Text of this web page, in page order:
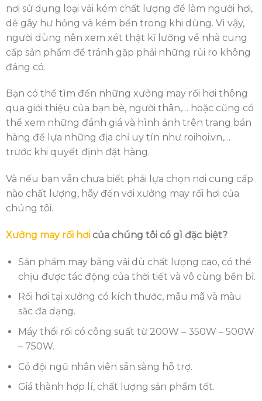
nơi sử dụng loại vải kém chất lượng để làm người hơi,
dễ gây hư hỏng và kém bền trong khi dùng. Vì vậy,
người dùng nên xem xét thật kĩ lưỡng về nhà cung
cấp sản phẩm để tránh gặp phải những rủi ro không
đáng có.
Bạn có thể tìm đến những xưởng may rối hơi thông
qua giới thiệu của bạn bè, người thân,… hoặc cũng có
thể xem những đánh giá và hình ảnh trên trang bán
hàng để lựa những địa chỉ uy tín như roihoi.vn,…
trước khi quyết định đặt hàng.
Và nếu bạn vẫn chưa biết phải lựa chọn nơi cung cấp
nào chất lượng, hãy đến với xưởng may rối hơi của
chúng tôi.
Xưởng may rối hơi của chúng tôi có gì đặc biệt?
Sản phẩm may bằng vải dù chất lượng cao, có thể
chịu được tác động của thời tiết và vô cùng bền bỉ.
Rối hơi tại xưởng có kích thước, mẫu mã và màu
sắc đa dạng.
Máy thổi rối có công suất từ 200W – 350W – 500W
– 750W.
Có đội ngũ nhân viên sẵn sàng hỗ trợ.
Giá thành hợp lí, chất lượng sản phẩm tốt.